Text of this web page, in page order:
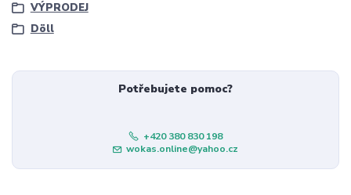
VÝPRODEJ
Döll
Potřebujete pomoc?
+420 380 830 198
wokas.online@yahoo.cz